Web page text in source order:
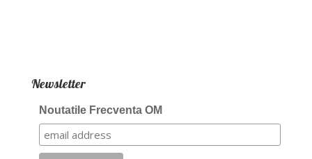
Newsletter
Noutatile Frecventa OM